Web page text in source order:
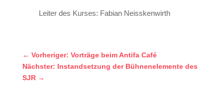
Leiter des Kurses: Fabian Neisskenwirth
← Vorheriger: Vorträge beim Antifa Café
Nächster: Instandsetzung der Bühnenelemente des
SJR→